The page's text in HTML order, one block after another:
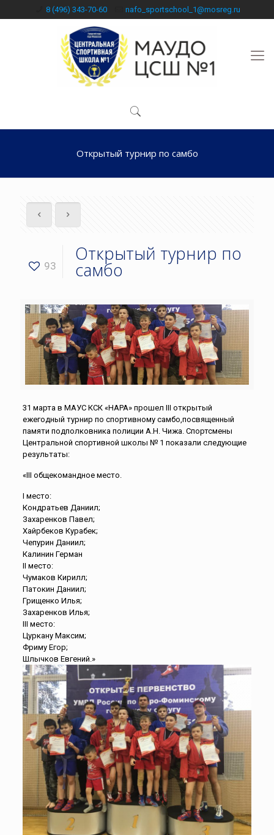
8 (496) 343-70-60 nafo_sportschool_1@mosreg.ru
Открытый турнир по самбо
93
Открытый турнир по
самбо
31 марта в МАУС КСК «НАРА» прошел III открытый
ежегодный турнир по спортивному самбо,посвященный
памяти подполковника полиции А.Н. Чижа. Спортсмены
Центральной спортивной школы № 1 показали следующие
результаты:
«III общекомандное место.
I место:
Кондратьев Даниил;
Захаренков Павел;
Хайрбеков Курабек;
Чепурин Даниил;
Калинин Герман
II место:
Чумаков Кирилл;
Патокин Даниил;
Грищенко Илья;
Захаренков Илья;
III место:
Цуркану Максим;
Фриму Егор;
Шлычков Евгений.»